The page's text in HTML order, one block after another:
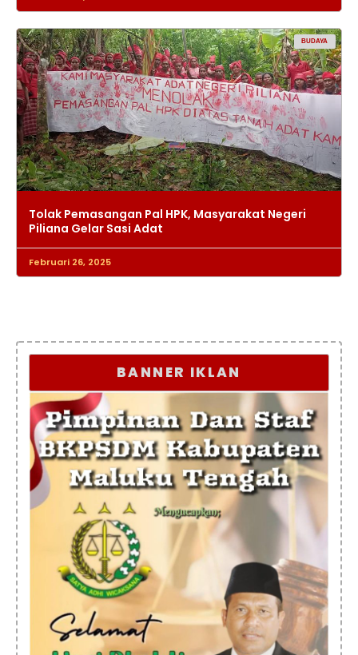
BUDAYA
Tolak Pemasangan Pal HPK, Masyarakat Negeri
Piliana Gelar Sasi Adat
Februari 26, 2025
BANNER IKLAN